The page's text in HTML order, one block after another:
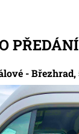
- Březhrad,